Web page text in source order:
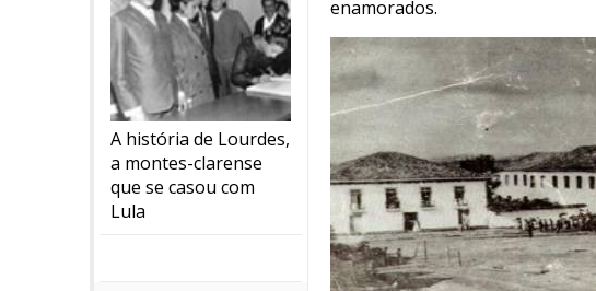
A história de Lourdes,
a montes-clarense
que se casou com
Lula
enamorados.